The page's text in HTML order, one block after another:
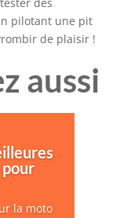
pilotant une pit
de plaisir !
aussi
la moto